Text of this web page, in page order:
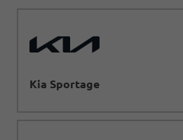
Kia Sportage